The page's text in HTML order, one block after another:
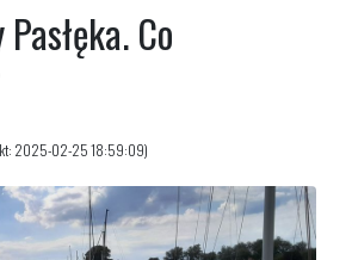
Co
2025-02-25 18:59:09)